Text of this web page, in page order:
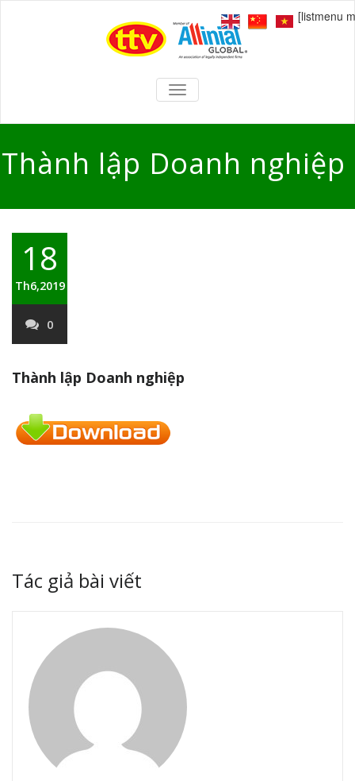
TOGGLE
NAVIGATION
Thành lập Doanh nghiệp
18
Th6,2019
0
Thành lập Doanh nghiệp
Tác giả bài viết
[listmenu